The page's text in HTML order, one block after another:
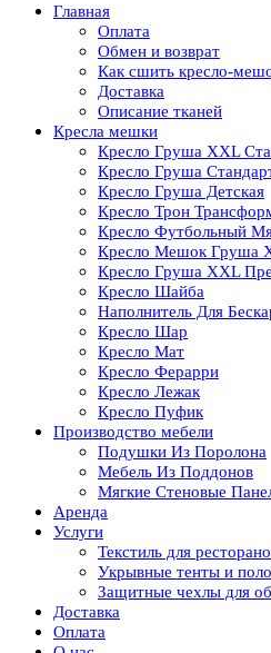
Главная
Оплата
Обмен и возврат
Как сшить кресло-
Доставка
Описание тканей
Кресла мешки
Кресло Груша XXL
Кресло Груша
Кресло Груша Детская
Кресло Трон
Кресло Футбольный
Кресло Мешок Груша
Кресло Груша XXL
Кресло Шайба
Наполнитель Для
Кресло Шар
Кресло Мат
Кресло Ферарри
Кресло Лежак
Кресло Пуфик
Производство мебели
Подушки Из Поролона
Мебель Из Поддонов
Мягкие Стеновые
Аренда
Услуги
Текстиль для
Укрывные тенты и
Защитные чехлы для
Доставка
Оплата